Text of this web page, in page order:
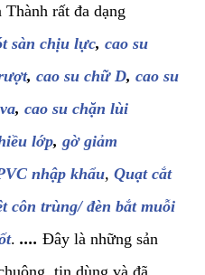
rất đa dạng
sàn chịu lực, cao su
, cao su chữ D, cao su
, cao su chặn lùi
lớp, gờ giảm
nhập khẩu, Quạt cắt
côn trùng/ đèn bắt muỗi
. .... Đây là những sản
tin dùng và đã